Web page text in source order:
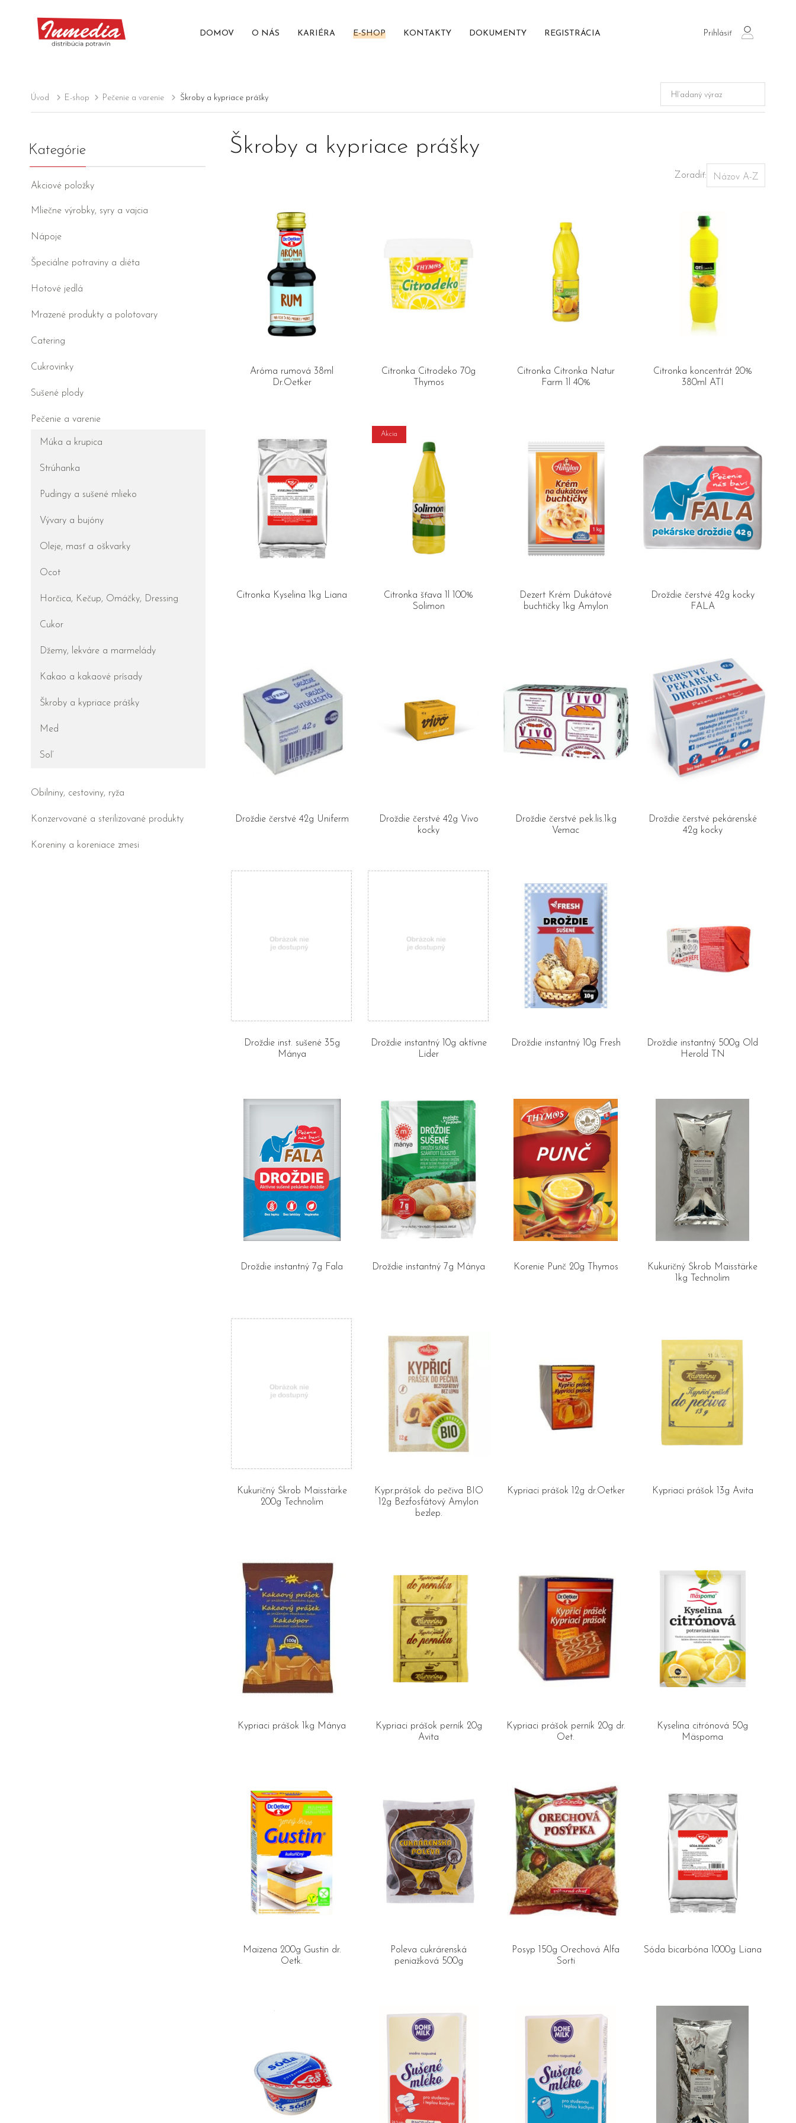
DOMOV O NÁS KARIÉRA E-SHOP KONTAKTY DOKUMENTY REGISTRÁCIA Prihlásiť
login
Úvod E-shop Pečenie a varenie Škroby a kypriace prášky
Kategórie
Akciové položky
Mliečne výrobky, syry a vajcia
Nápoje
Špeciálne potraviny a diéta
Hotové jedlá
Mrazené produkty a polotovary
Catering
Cukrovinky
Sušené plody
Pečenie a varenie
Múka a krupica
Strúhanka
Pudingy a sušené mlieko
Vývary a bujóny
Oleje, masť a oškvarky
Ocot
Horčica, Kečup, Omáčky, Dressing
Cukor
Džemy, lekváre a marmelády
Kakao a kakaové prísady
Škroby a kypriace prášky
Med
Soľ
Obilniny, cestoviny, ryža
Konzervované a sterilizované produkty
Koreniny a koreniace zmesi
Škroby a kypriace prášky
Zoradiť:
Aróma rumová 38ml
Dr.Oetker
Citronka Citrodeko 70g
Thymos
Citronka Citronka Natur
Farm 1l 40%
Citronka koncentrát 20%
380ml ATI
Citronka Kyselina 1kg Liana
Akcia
Citronka šťava 1l 100%
Solimon
Dezert Krém Dukátové
buchtičky 1kg Amylon
Droždie čerstvé 42g kocky
FALA
Droždie čerstvé 42g Uniferm
Droždie čerstvé 42g Vivo
kocky
Droždie čerstvé pek.lis.1kg
Vemac
Droždie čerstvé pekárenské
42g kocky
Droždie inst. sušené 35g
Mánya
Droždie instantný 10g aktívne
Lider
Droždie instantný 10g Fresh
Droždie instantný 500g Old
Herold TN
Droždie instantný 7g Fala Droždie instantný 7g Mánya Korenie Punč 20g Thymos
Kukuričný Škrob Maisstärke
1kg Technolim
Kukuričný Škrob Maisstärke
200g Technolim
Kypr.prášok do pečiva BIO
12g Bezfosfátový Amylon
bezlep.
Kypriaci prášok 12g dr.Oetker Kypriaci prášok 13g Avita
Kypriaci prášok 1kg Mánya
Kypriaci prášok perník 20g
Avita
Kypriaci prášok perník 20g dr.
Oet.
Kyselina citrónová 50g
Mäspoma
Maizena 200g Gustin dr.
Oetk.
Poleva cukrárenská
peniažková 500g
Posyp 150g Orechová Alfa
Sorti
Sóda bicarbóna 1000g Liana